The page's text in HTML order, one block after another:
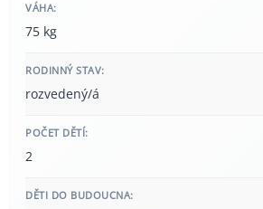
VÁHA:
75 kg
RODINNÝ STAV:
rozvedený/á
POČET DĚTÍ:
2
DĚTI DO BUDOUCNA: